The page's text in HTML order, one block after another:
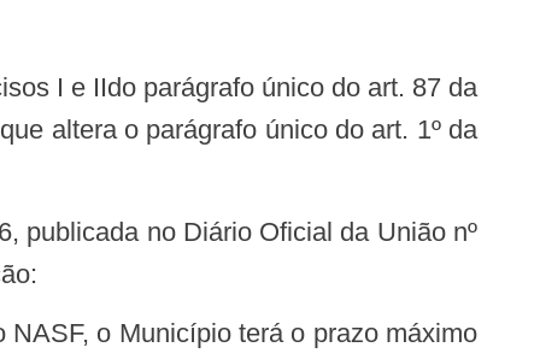
altera o parágrafo único do art. 1º da